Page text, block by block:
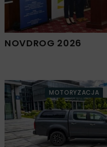
NOVDROG 2026
MOTORYZACJA